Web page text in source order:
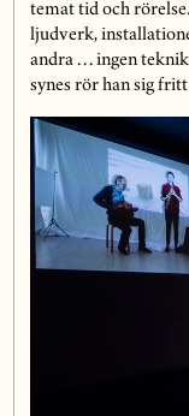
temat tid och
ljudverk,
andra … ingen
synes rör han sig